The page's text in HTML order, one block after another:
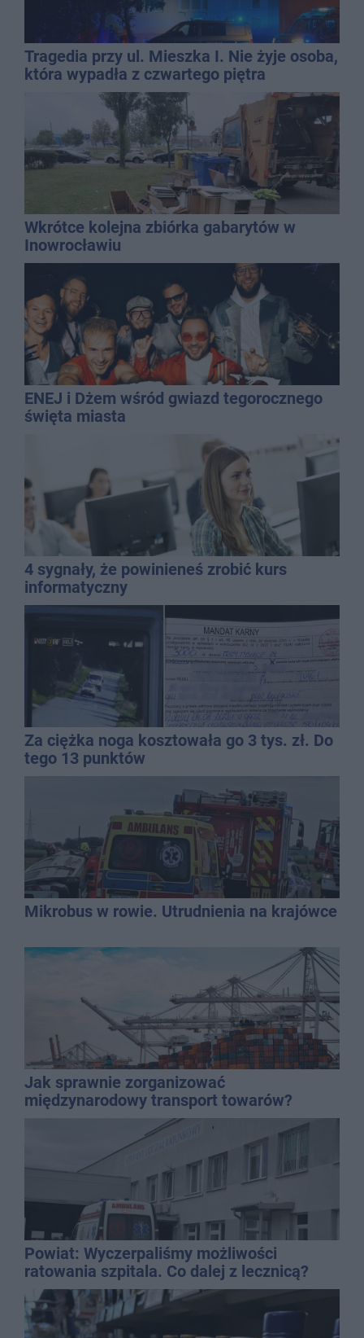
Tragedia przy ul. Mieszka I. Nie żyje osoba,
która wypadła z czwartego piętra
Wkrótce kolejna zbiórka gabarytów w
Inowrocławiu
ENEJ i Dżem wśród gwiazd tegorocznego
święta miasta
4 sygnały, że powinieneś zrobić kurs
informatyczny
Za ciężka noga kosztowała go 3 tys. zł. Do
tego 13 punktów
Mikrobus w rowie. Utrudnienia na krajówce
Jak sprawnie zorganizować
międzynarodowy transport towarów?
Powiat: Wyczerpaliśmy możliwości
ratowania szpitala. Co dalej z lecznicą?